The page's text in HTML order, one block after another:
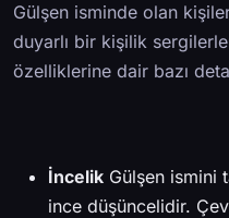
Gülşen isminde olan
duyarlı bir kişilik
özelliklerine dair bazı
İncelik Gülşen ismini
ince düşüncelidir.